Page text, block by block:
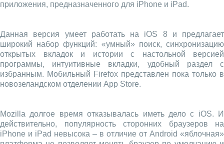
приложения, предназначенного для iPhone и iPad.
Данная версия умеет работать на iOS 8 и предлагает
широкий набор функций: «умный» поиск, синхронизацию
открытых вкладок и истории с настольной версией
программы, интуитивные вкладки, удобный раздел с
избранным. Мобильный Firefox представлен пока только в
новозеландском отделении App Store.
Mozilla долгое время отказывалась иметь дело с iOS. И
действительно, популярность сторонних браузеров на
iPhone и iPad невысока – в отличие от Android «яблочная»